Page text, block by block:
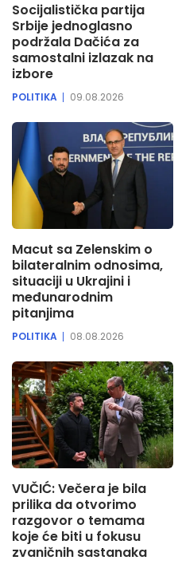
Socijalistička partija
Srbije jednoglasno
podržala Dačića za
samostalni izlazak na
izbore
POLITIKA 09.08.2026
Macut sa Zelenskim o
bilateralnim odnosima,
situaciji u Ukrajini i
međunarodnim
pitanjima
POLITIKA 08.08.2026
VUČIĆ: Večera je bila
prilika da otvorimo
razgovor o temama
koje će biti u fokusu
zvaničnih sastanaka